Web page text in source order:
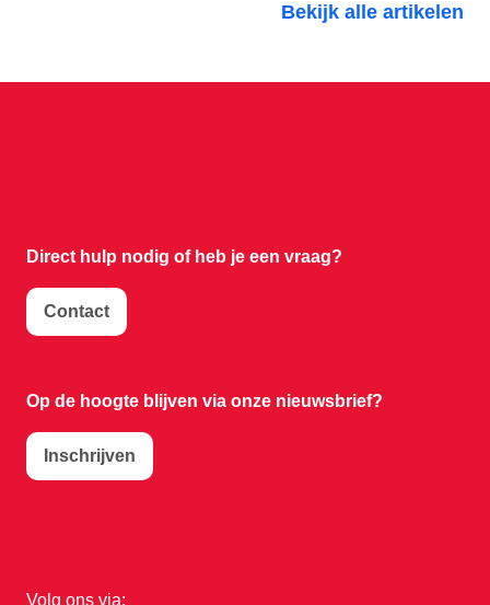
Bekijk alle artikelen
Direct hulp nodig ofheb je een vraag?
Contact
Op de hoogte blijven via onze nieuwsbrief?
Inschrijven
Volg ons via: